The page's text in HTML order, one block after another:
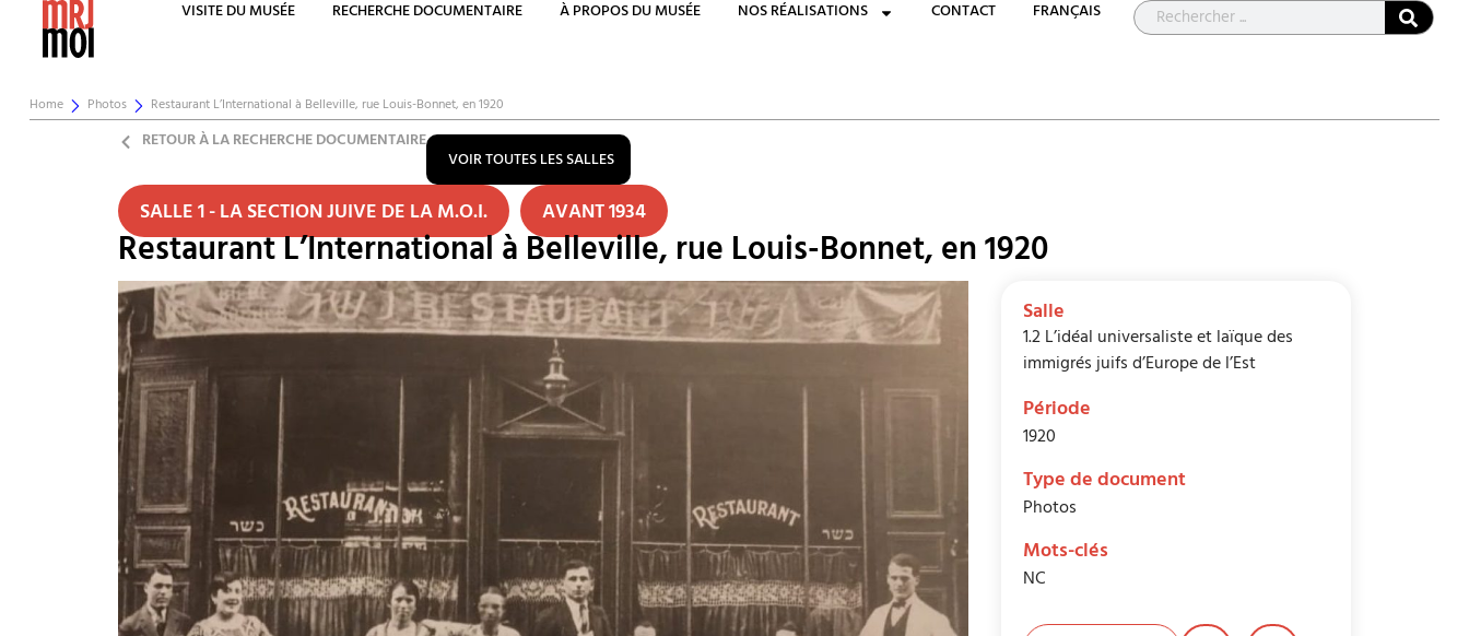
VISITE DU MUSÉE RECHERCHE DOCUMENTAIRE À PROPOS DU MUSÉE NOS RÉALISATIONS CONTACT FRANÇAIS
Home Photos Restaurant L’International à Belleville, rue Louis-Bonnet, en 1920
RETOUR À LA RECHERCHE DOCUMENTAIRE
VOIR TOUTES LES SALLES
SALLE 1 - LA SECTION JUIVE DE LA M.O.I. AVANT 1934
Restaurant L’International à Belleville, rue Louis-Bonnet, en 1920
Salle
1.2 L’idéal universaliste et laïque des
immigrés juifs d’Europe de l’Est
Période
1920
Type de document
Photos
Mots-clés
NC